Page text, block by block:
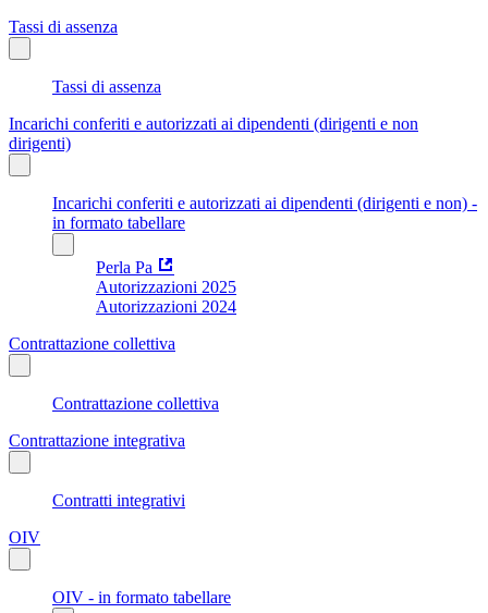
Tassi di assenza
Tassi di assenza
Incarichi conferiti e autorizzati ai dipendenti (dirigenti e non
dirigenti)
Incarichi conferiti e autorizzati ai dipendenti (dirigenti e non) -
in formato tabellare
Perla Pa
Autorizzazioni 2025
Autorizzazioni 2024
Contrattazione collettiva
Contrattazione collettiva
Contrattazione integrativa
Contratti integrativi
OIV
OIV - in formato tabellare